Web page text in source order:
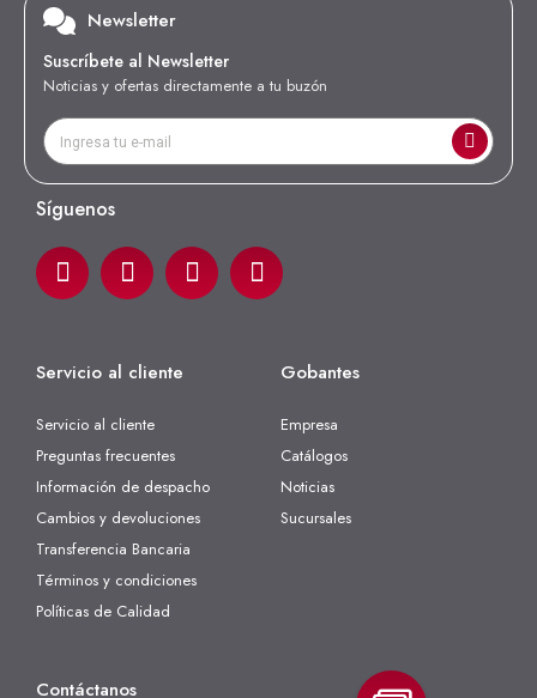
Newsletter
Suscríbete al Newsletter
Noticias y ofertas directamente a tu buzón
Síguenos
Servicio al cliente
Servicio al cliente
Preguntas frecuentes
Información de despacho
Cambios y devoluciones
Transferencia Bancaria
Términos y condiciones
Políticas de Calidad
Gobantes
Empresa
Catálogos
Noticias
Sucursales
Contáctanos